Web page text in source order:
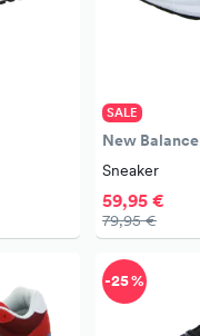
SALE
New Balance
Sneaker
59,95 €
79,95 €
-25 %